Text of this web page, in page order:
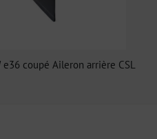
e36 coupé Aileron arrière CSL